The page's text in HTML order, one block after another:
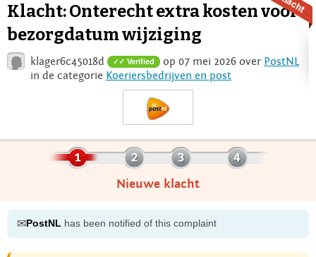
Voor Bedrijven
Login
Klacht: Onterecht extra kosten voor
bezorgdatum wijziging
klager6c45018d ✓ Verified op 07 mei 2026 over PostNL
in de categorie Koeriersbedrijven en post
Nieuwe klacht
✉PostNL has been notified of this complaint